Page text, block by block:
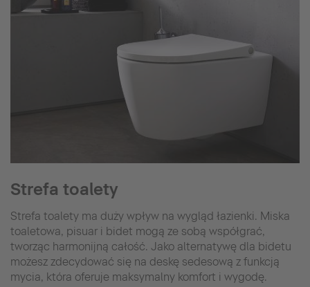
Strefa toalety
Strefa toalety ma duży wpływ na wygląd łazienki. Miska
toaletowa, pisuar i bidet mogą ze sobą współgrać,
tworząc harmonijną całość. Jako alternatywę dla bidetu
możesz zdecydować się na deskę sedesową z funkcją
mycia, która oferuje maksymalny komfort i wygodę.